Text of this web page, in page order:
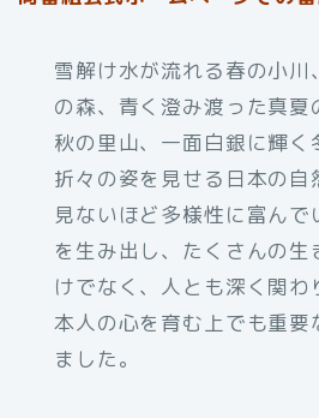
雪解け水が流れる春の小
の森、青く澄み渡った真夏
秋の里山、一面白銀に輝く
折々の姿を見せる日本の自
見ないほど多様性に富ん
を生み出し、たくさんの
けでなく、人とも深く関わ
本人の心を育む上でも重要
ました。